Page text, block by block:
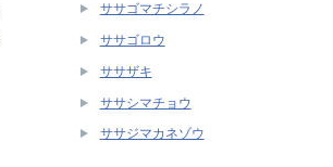
ササゴマチシラノ
ササゴロウ
ササザキ
ササシマチョウ
ササジマカネゾウ